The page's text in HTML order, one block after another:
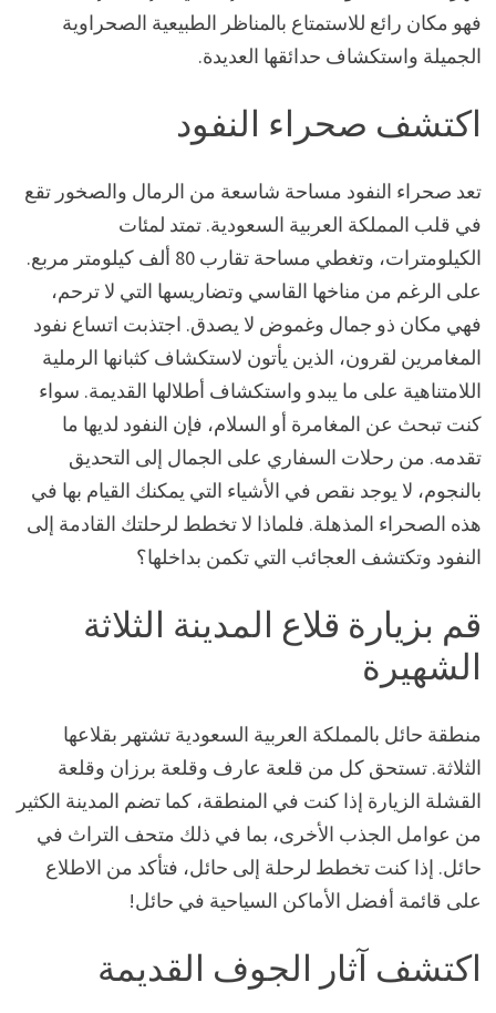
فهو مكان رائع للاستمتاع بالمناظر الطبيعية الصحراوية
الجميلة واستكشاف حدائقها العديدة.
اكتشف صحراء النفود
تعد صحراء النفود مساحة شاسعة من الرمال والصخور تقع
في قلب المملكة العربية السعودية. تمتد لمئات
الكيلومترات، وتغطي مساحة تقارب 80 ألف كيلومتر مربع.
على الرغم من مناخها القاسي وتضاريسها التي لا ترحم،
فهي مكان ذو جمال وغموض لا يصدق. اجتذبت اتساع نفود
المغامرين لقرون، الذين يأتون لاستكشاف كثبانها الرملية
اللامتناهية على ما يبدو واستكشاف أطلالها القديمة. سواء
كنت تبحث عن المغامرة أو السلام، فإن النفود لديها ما
تقدمه. من رحلات السفاري على الجمال إلى التحديق
بالنجوم، لا يوجد نقص في الأشياء التي يمكنك القيام بها في
هذه الصحراء المذهلة. فلماذا لا تخطط لرحلتك القادمة إلى
النفود وتكتشف العجائب التي تكمن بداخلها؟
قم بزيارة قلاع المدينة الثلاثة
الشهيرة
منطقة حائل بالمملكة العربية السعودية تشتهر بقلاعها
الثلاثة. تستحق كل من قلعة عارف وقلعة برزان وقلعة
القشلة الزيارة إذا كنت في المنطقة، كما تضم المدينة الكثير
من عوامل الجذب الأخرى، بما في ذلك متحف التراث في
حائل. إذا كنت تخطط لرحلة إلى حائل، فتأكد من الاطلاع
على قائمة أفضل الأماكن السياحية في حائل!
اكتشف آثار الجوف القديمة